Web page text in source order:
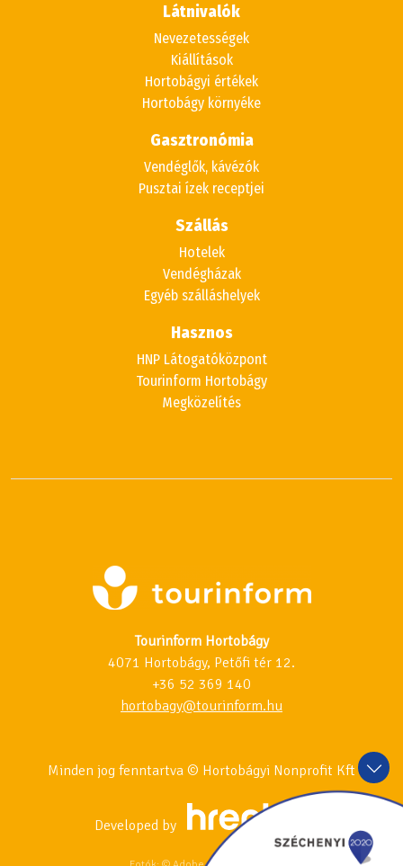
Látnivalók
Nevezetességek
Kiállítások
Hortobágyi értékek
Hortobágy környéke
Gasztronómia
Vendéglők, kávézók
Pusztai ízek receptjei
Szállás
Hotelek
Vendégházak
Egyéb szálláshelyek
Hasznos
HNP Látogatóközpont
Tourinform Hortobágy
Megközelítés
Tourinform Hortobágy
4071 Hortobágy, Petőfi tér 12.
+36 52 369 140
hortobagy@tourinform.hu
Minden jog fenntartva © Hortobágyi Nonprofit Kft
Developed by